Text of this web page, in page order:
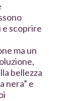
e scoprire
ma un
bellezza
nera” e